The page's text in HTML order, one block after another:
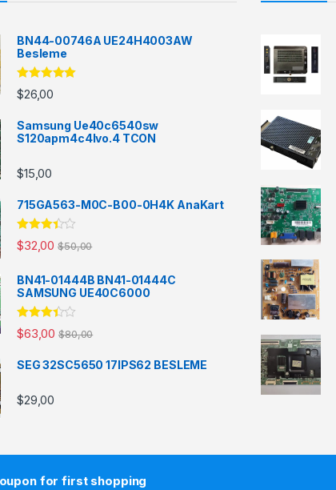
BN44-00746A UE24H4003AW
Besleme
5 üzerinden
5.00oy aldı
$26,00
Samsung Ue40c6540sw
S120apm4c4lvo.4 TCON
$15,00
715GA563-M0C-B00-0H4K AnaKart
5
üzerinde
oy aldı
$32,00 $50,00
BN41-01444B BN41-01444C
SAMSUNG UE40C6000
5
üzerinde
oy aldı
$63,00 $80,00
SEG 32SC5650 17IPS62 BESLEME
$29,00
for first shopping